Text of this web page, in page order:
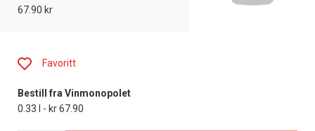
67.90 kr
Favoritt
Bestill fra Vinmonopolet
0.33 l - kr 67.90